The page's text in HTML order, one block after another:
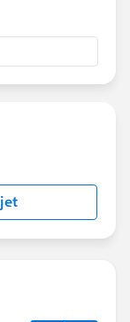
Tracking
)